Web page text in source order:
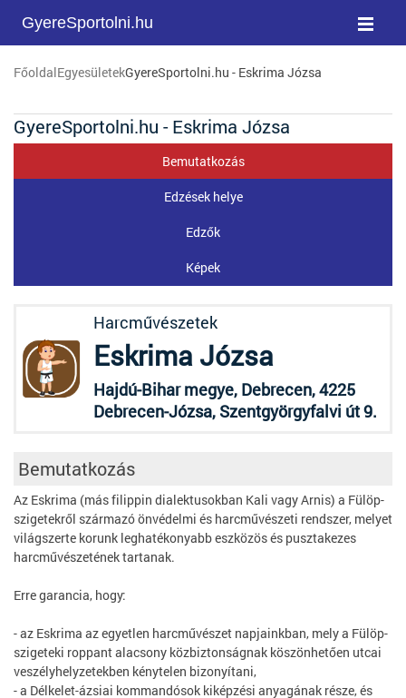
GyereSportolni.hu
FőoldalEgyesületekGyereSportolni.hu - Eskrima Józsa
GyereSportolni.hu - Eskrima Józsa
Bemutatkozás
Edzések helye
Edzők
Képek
Harcművészetek
Eskrima Józsa
Hajdú-Bihar megye, Debrecen, 4225
Debrecen-Józsa, Szentgyörgyfalvi út 9.
Bemutatkozás
Az Eskrima (más filippin dialektusokban Kali vagy Arnis) a Fülöp-
szigetekről származó önvédelmi és harcművészeti rendszer, melyet
világszerte korunk leghatékonyabb eszközös és pusztakezes
harcművészetének tartanak.
Erre garancia, hogy:
- az Eskrima az egyetlen harcművészet napjainkban, mely a Fülöp-
szigeteki roppant alacsony közbiztonságnak köszönhetően utcai
veszélyhelyzetekben kénytelen bizonyítani,
- a Délkelet-ázsiai kommandósok kiképzési anyagának része, és